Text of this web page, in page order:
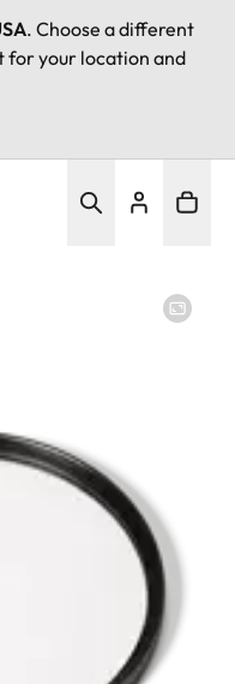
. Choose a different
for your location and